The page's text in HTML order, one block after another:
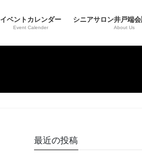
イベントカレンダー
Event Calender
シニアサロン井戸端
About Us
最近の投稿